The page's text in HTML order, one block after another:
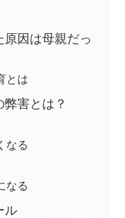
因は母親だっ
とは
害とは？
なる
なる
ル